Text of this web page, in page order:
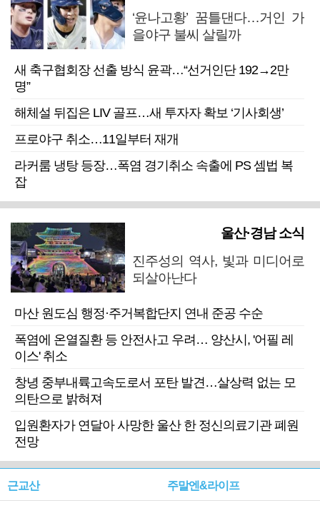
‘윤나고황’ 꿈틀댄다…거인 가
을야구 불씨 살릴까
새 축구협회장 선출 방식 윤곽…“선거인단 192→2만
명”
해체설 뒤집은 LIV 골프…새 투자자 확보 ‘기사회생’
프로야구 취소…11일부터 재개
라커룸 냉탕 등장…폭염 경기취소 속출에 PS 셈법 복
잡
울산·경남 소식
진주성의 역사, 빛과 미디어로
되살아난다
마산 원도심 행정·주거복합단지 연내 준공 수순
폭염에 온열질환 등 안전사고 우려… 양산시, '어필 레
이스' 취소
창녕 중부내륙고속도로서 포탄 발견…살상력 없는 모
의탄으로 밝혀져
입원환자가 연달아 사망한 울산 한 정신의료기관 폐원
전망
근교산 주말엔&라이프